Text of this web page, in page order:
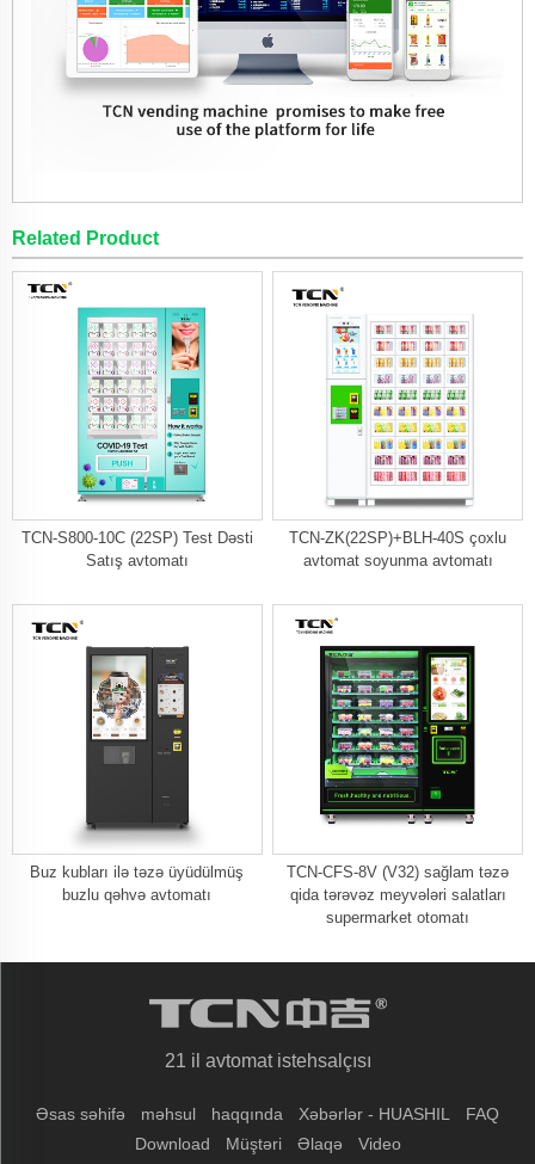
Related Product
TCN-S800-10C (22SP) Test Dəsti
Satış avtomatı
TCN-ZK(22SP)+BLH-40S çoxlu
avtomat soyunma avtomatı
Buz kubları ilə təzə üyüdülmüş
buzlu qəhvə avtomatı
TCN-CFS-8V (V32) sağlam təzə
qida tərəvəz meyvələri salatları
supermarket otomatı
21 il avtomat istehsalçısı
Əsas səhifə məhsul haqqında Xəbərlər - HUASHIL
FAQ
Download
Müştəri Əlaqə Video